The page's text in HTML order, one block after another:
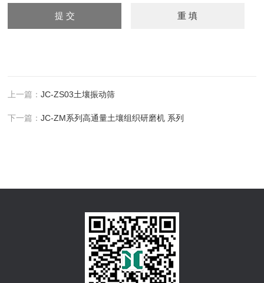
上一篇：JC-ZS03土壤振动筛
下一篇：JC-ZM系列高通量土壤组织研磨机 系列